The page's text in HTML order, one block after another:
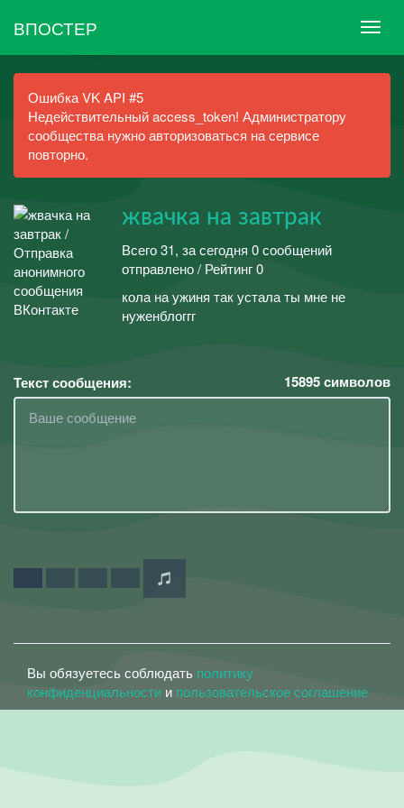
ВПОСТЕР
Ошибка VK API #5
Недействительный access_token! Администратору
сообщества нужно авторизоваться на сервисе
повторно.
жвачка на завтрак
Всего 31, за сегодня 0 сообщений
отправлено / Рейтинг 0
кола на ужиня так устала ты мне не
нуженблоггг
Текст сообщения: 15895символов
Вы обязуетесь соблюдать политику
конфиденциальности и пользовательское соглашение